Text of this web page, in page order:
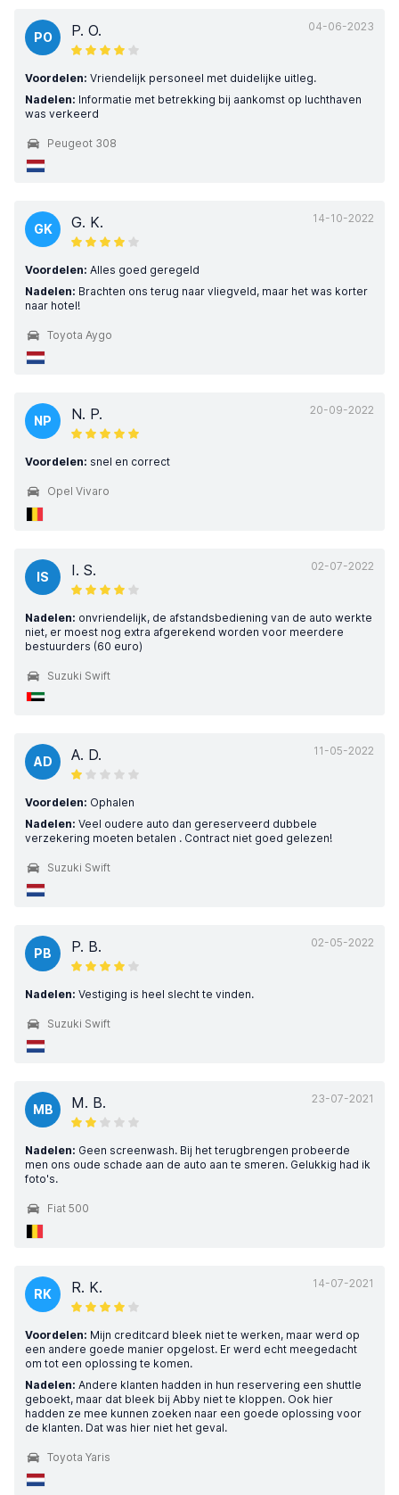
04-06-2023
PO P. O.
Voordelen: Vriendelijk personeel met duidelijke uitleg.
Nadelen: Informatie met betrekking bij aankomst op luchthaven
was verkeerd
Peugeot 308
14-10-2022
GK G. K.
Voordelen: Alles goed geregeld
Nadelen: Brachten ons terug naar vliegveld, maar het was korter
naar hotel!
Toyota Aygo
20-09-2022
NP N. P.
Voordelen: snel en correct
Opel Vivaro
02-07-2022
IS I. S.
Nadelen: onvriendelijk, de afstandsbediening van de auto werkte
niet, er moest nog extra afgerekend worden voor meerdere
bestuurders (60 euro)
Suzuki Swift
11-05-2022
AD A. D.
Voordelen: Ophalen
Nadelen: Veel oudere auto dan gereserveerd dubbele
verzekering moeten betalen . Contract niet goed gelezen!
Suzuki Swift
02-05-2022
PB P. B.
Nadelen: Vestiging is heel slecht te vinden.
Suzuki Swift
23-07-2021
MB M. B.
Nadelen: Geen screenwash. Bij het terugbrengen probeerde
men ons oude schade aan de auto aan te smeren. Gelukkig had ik
foto's.
Fiat 500
14-07-2021
RK R. K.
Voordelen: Mijn creditcard bleek niet te werken, maar werd op
een andere goede manier opgelost. Er werd echt meegedacht
om tot een oplossing te komen.
Nadelen: Andere klanten hadden in hun reservering een shuttle
geboekt, maar dat bleek bij Abby niet te kloppen. Ook hier
hadden ze mee kunnen zoeken naar een goede oplossing voor
de klanten. Dat was hier niet het geval.
Toyota Yaris